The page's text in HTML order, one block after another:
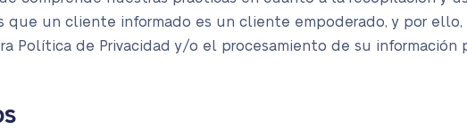
que un cliente informado es un cliente empoderado, y por
Política de Privacidad y/o el procesamiento de su información